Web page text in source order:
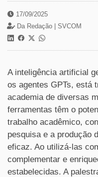
17/09/2025
Da Redação | SVCOM
A inteligência artificial
os agentes GPTs, está
academia de diversas
ferramentas têm o
trabalho acadêmico,
pesquisa e a produção
eficaz. Ao utilizá-las
complementar e
estabelecidas. A